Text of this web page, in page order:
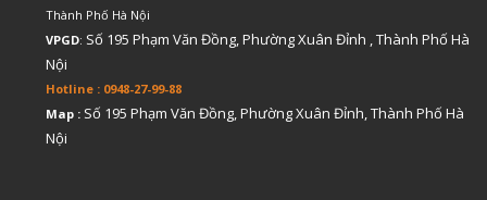
Thành Phố Hà Nội
VPGD: Số 195 Phạm Văn Đồng, Phường Xuân Đỉnh , Thành Phố Hà
Nội
Hotline : 0948-27-99-88
Map : Số 195 Phạm Văn Đồng, Phường Xuân Đỉnh, Thành Phố Hà
Nội